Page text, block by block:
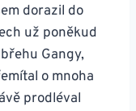
dorazil do
už poněkud
Gangy,
o mnoha
prodléval